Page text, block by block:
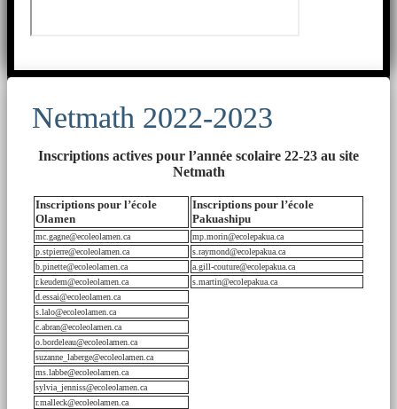
Netmath 2022-2023
Inscriptions actives pour l’année scolaire 22-23 au site
Netmath
Inscriptions pour l’école
Olamen
Inscriptions pour l’école
Pakuashipu
mc.gagne@ecoleolamen.ca
mp.morin@ecolepakua.ca
p.stpierre@ecoleolamen.ca
s.raymond@ecolepakua.ca
b.pinette@ecoleolamen.ca
a.gill-couture@ecolepakua.ca
r.keudem@ecoleolamen.ca
s.martin@ecolepakua.ca
d.essai@ecoleolamen.ca
s.lalo@ecoleolamen.ca
c.abran@ecoleolamen.ca
o.bordeleau@ecoleolamen.ca
suzanne_laberge@ecoleolamen.ca
ms.labbe@ecoleolamen.ca
sylvia_jenniss@ecoleolamen.ca
r.malleck@ecoleolamen.ca